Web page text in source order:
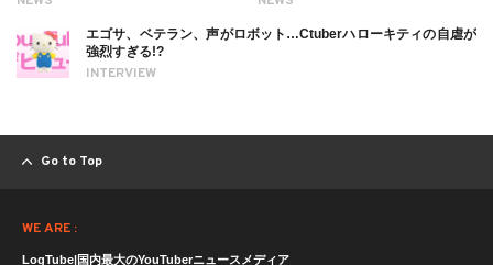
INTERVIEW
エゴサ、ベテラン、声がロボット…Ctuberハローキティの自虐が
強烈すぎる!?
Go to Top
WE ARE :
LogTube|国内最大のYouTuberニュースメディア